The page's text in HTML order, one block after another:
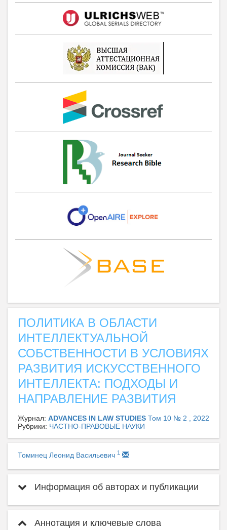
ПОЛИТИКА В ОБЛАСТИ
ИНТЕЛЛЕКТУАЛЬНОЙ
СОБСТВЕННОСТИ В УСЛОВИЯХ
РАЗВИТИЯ ИСКУССТВЕННОГО
ИНТЕЛЛЕКТА: ПОДХОДЫ И
НАПРАВЛЕНИЕ РАЗВИТИЯ
Журнал: ADVANCES IN LAW STUDIES Том 10 № 2 , 2022
Рубрики: ЧАСТНО-ПРАВОВЫЕ НАУКИ
Томинец Леонид Васильевич 1
Информация об авторах и публикации
Аннотация и ключевые слова